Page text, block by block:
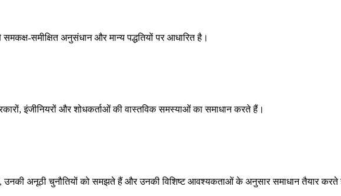
समकक्ष-समीक्षित अनुसंधान और मान्य पद्धतियों पर आधारित है।
इंजीनियरों और शोधकर्ताओं की वास्तविक समस्याओं का समाधान करते हैं।
उनकी अनूठी चुनौतियों को समझते हैं और उनकी विशिष्ट आवश्यकताओं के अनुसार समाधान तैयार